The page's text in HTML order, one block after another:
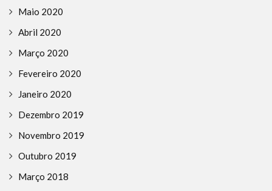
Maio 2020
Abril 2020
Março 2020
Fevereiro 2020
Janeiro 2020
Dezembro 2019
Novembro 2019
Outubro 2019
Março 2018